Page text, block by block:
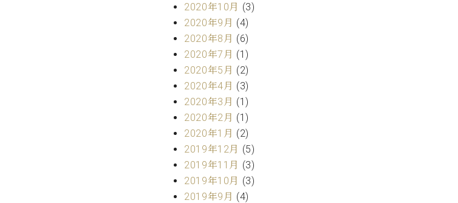
2020年10月 (3)
2020年9月 (4)
2020年8月 (6)
2020年7月 (1)
2020年5月 (2)
2020年4月 (3)
2020年3月 (1)
2020年2月 (1)
2020年1月 (2)
2019年12月 (5)
2019年11月 (3)
2019年10月 (3)
2019年9月 (4)